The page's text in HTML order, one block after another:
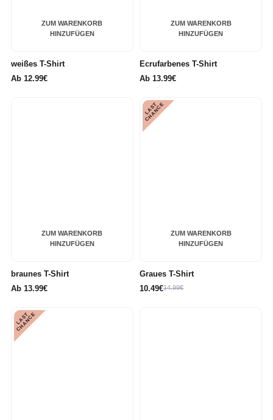
ZUM WARENKORB
HINZUFÜGEN
weißes T-Shirt
Ab 12.99€
ZUM WARENKORB
HINZUFÜGEN
Ecrufarbenes T-Shirt
Ab 13.99€
ZUM WARENKORB
HINZUFÜGEN
braunes T-Shirt
Ab 13.99€
ZUM WARENKORB
HINZUFÜGEN
L
A
S
T
C
H
A
N
C
E
Graues T-Shirt
10.49€14.99€
L
A
S
T
C
H
A
N
C
E